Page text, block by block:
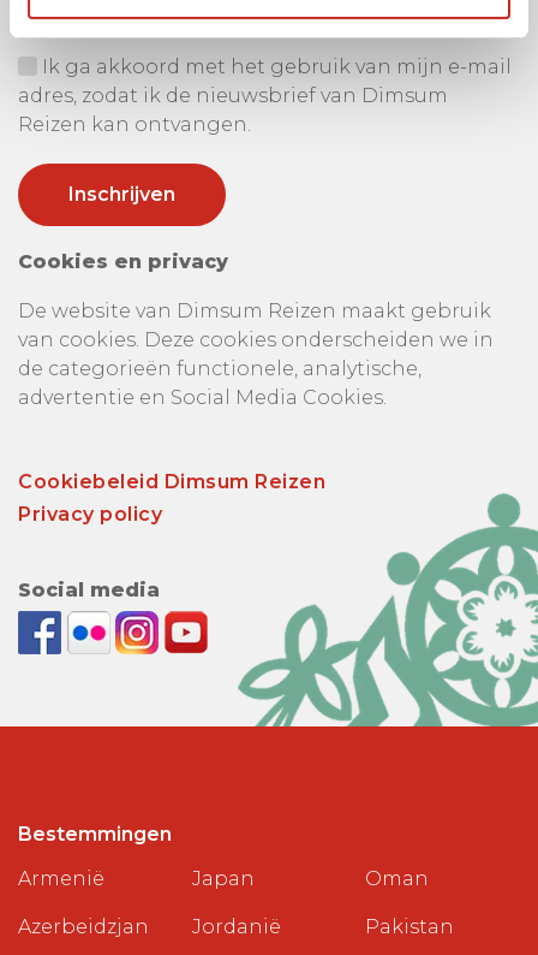
Ik ga akkoord met het gebruik van mijn e-mail
adres, zodat ik de nieuwsbrief van Dimsum
Reizen kan ontvangen.
Cookies en privacy
De website van Dimsum Reizen maakt gebruik
van cookies. Deze cookies onderscheiden we in
de categorieën functionele, analytische,
advertentie en Social Media Cookies.
Cookiebeleid Dimsum Reizen
Privacy policy
Social media
Bestemmingen
Armenië
Azerbeidzjan
Japan
Jordanië
Oman
Pakistan